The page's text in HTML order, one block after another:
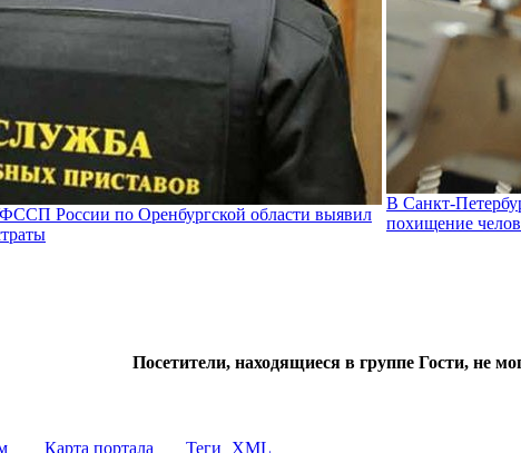
России по Оренбургской области выявил
В Санкт-
похищение
Посетители, находящиеся в группе Гости, не
Карта портала Теги XML